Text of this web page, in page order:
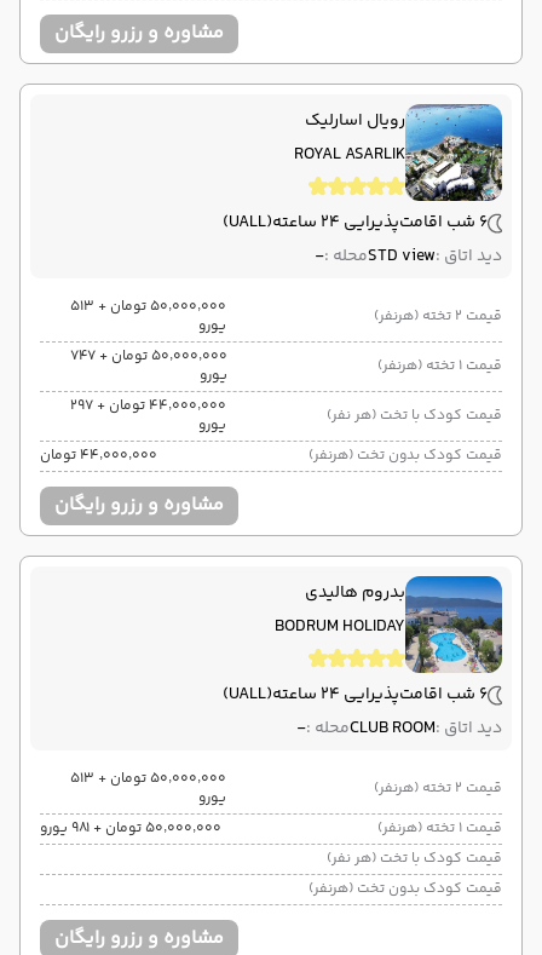
مشاوره و رزرو رایگان
رویال اسارلیک
ROYAL ASARLIK
6 شب اقامت پذیرایی 24 ساعته
(UALL)
دید اتاق :STD viewمحله :-
قیمت 2 تخته (هرنفر)
۵۰٬۰۰۰٬۰۰۰ تومان + ۵۱۳
یورو
قیمت 1 تخته (هرنفر)
۵۰٬۰۰۰٬۰۰۰ تومان + ۷۴۷
یورو
قیمت کودک با تخت (هر نفر)
۴۴٬۰۰۰٬۰۰۰ تومان + ۲۹۷
یورو
قیمت کودک بدون تخت (هرنفر)
۴۴٬۰۰۰٬۰۰۰ تومان
مشاوره و رزرو رایگان
بدروم هالیدی
BODRUM HOLIDAY
6 شب اقامت پذیرایی 24 ساعته
(UALL)
دید اتاق :CLUB ROOMمحله :-
قیمت 2 تخته (هرنفر)
۵۰٬۰۰۰٬۰۰۰ تومان + ۵۱۳
یورو
قیمت 1 تخته (هرنفر)
۵۰٬۰۰۰٬۰۰۰ تومان + ۹۸۱ یورو
قیمت کودک با تخت (هر نفر)
قیمت کودک بدون تخت (هرنفر)
مشاوره و رزرو رایگان